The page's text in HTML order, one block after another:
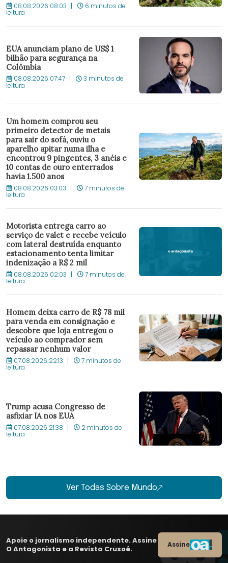
08.08.2026 08:03 6 minutos de
leitura
EUA anunciam plano de US$ 1
bilhão para segurança na
Colômbia
08.08.2026 07:47 3 minutos de
leitura
Um homem comprou seu
primeiro detector de metais
para sair do sofá, ouviu o
aparelho apitar numa ilha e
encontrou 9 pingentes, 3 anéis e
10 contas de ouro enterrados
havia 1.500 anos
08.08.2026 03:03 7 minutos de
leitura
Motorista entrega carro ao
serviço de valet e recebe veículo
com lateral destruída enquanto
estacionamento tenta limitar
indenização a R$ 2 mil
08.08.2026 02:03 7 minutos de
leitura
Homem deixa carro de R$ 78 mil
para venda em consignação e
descobre que loja entregou o
veículo ao comprador sem
repassar nenhum valor
07.08.2026 22:13 7 minutos de
leitura
Trump acusa Congresso de
asfixiar IA nos EUA
07.08.2026 21:38 2 minutos de
leitura
Ver Todas Sobre Mundo
Apoie o jornalismo independente. Assine
O Antagonista e a Revista Crusoé.
Assine